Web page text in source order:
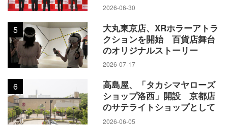
2026-06-30
5
大丸東京店、XRホラーアトラ
クションを開始 百貨店舞台
のオリジナルストーリー
2026-07-17
6
高島屋、「タカシマヤローズ
ショップ洛西」開設 京都店
のサテライトショップとして
2026-06-05